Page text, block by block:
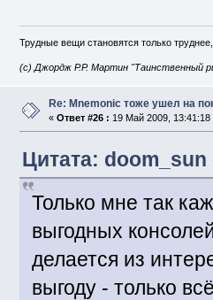
Трудные вещи становятся только
(с) Джордж Р.Р. Мартин "Таинственный
Re: Mnemonic тоже ушел на
« Ответ #26 : 19 Май 2009, 13:41:18
Цитата:
Только мне так
выгодных
делается из
выгоду - только